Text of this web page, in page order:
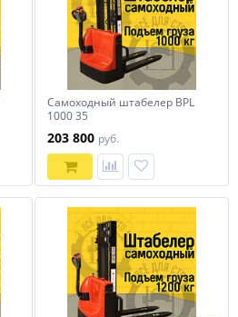
Самоходный штабелер BPL
1000 35
203 800 руб.